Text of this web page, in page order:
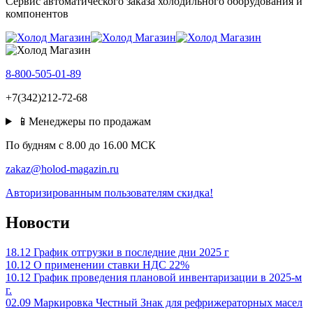
компонентов
8-800-505-01-89
+7(342)212-72-68
📱Менеджеры по продажам
По будням c 8.00 до 16.00 МСК
zakaz@holod-magazin.ru
Авторизированным пользователям скидка!
Новости
18.12 График отгрузки в последние дни 2025 г
10.12 О применении ставки НДС 22%
10.12 График проведения плановой инвентаризации в 2025-м
г.
02.09 Маркировка Честный Знак для рефрижераторных масел